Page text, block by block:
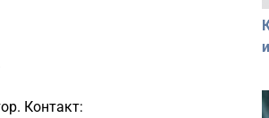
Контакт: